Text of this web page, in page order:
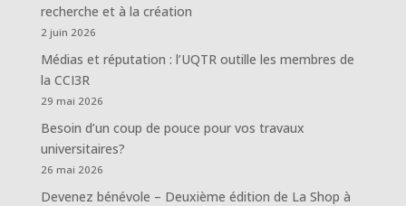
recherche et à la création
2 juin 2026
Médias et réputation : l’UQTR outille les membres de
la CCI3R
29 mai 2026
Besoin d’un coup de pouce pour vos travaux
universitaires?
26 mai 2026
Devenez bénévole – Deuxième édition de La Shop à